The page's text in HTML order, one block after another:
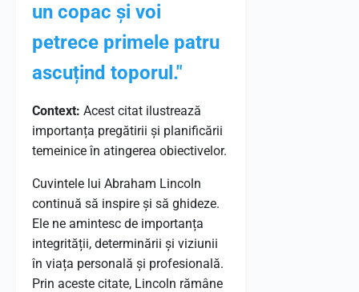
un copac și voi
petrece primele patru
ascuțind toporul."
Context: Acest citat ilustrează
importanța pregătirii și planificării
temeinice în atingerea obiectivelor.
Cuvintele lui Abraham Lincoln
continuă să inspire și să ghideze.
Ele ne amintesc de importanța
integrității, determinării și viziunii
în viața personală și profesională.
Prin aceste citate, Lincoln rămâne